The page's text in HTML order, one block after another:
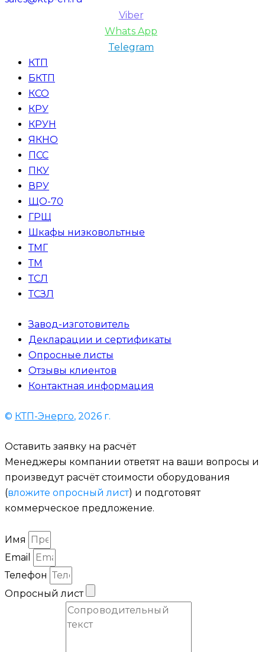
Viber
Whats App
Telegram
КТП
БКТП
КСО
КРУ
КРУН
ЯКНО
ПСС
ПКУ
ВРУ
ЩО-70
ГРЩ
Шкафы низковольтные
ТМГ
ТМ
ТСЛ
ТСЗЛ
Завод-изготовитель
Декларации и сертификаты
Опросные листы
Отзывы клиентов
Контактная информация
© КТП-Энерго, 2026 г.
Оставить заявку на расчёт
Менеджеры компании ответят на ваши вопросы и
произведут расчёт стоимости оборудования
(вложите опросный лист) и подготовят
коммерческое предложение.
Имя
Email
Телефон
Опросный лист